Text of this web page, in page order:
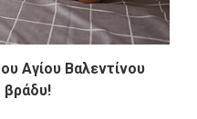
Αγίου Βαλεντίνου
βράδυ!